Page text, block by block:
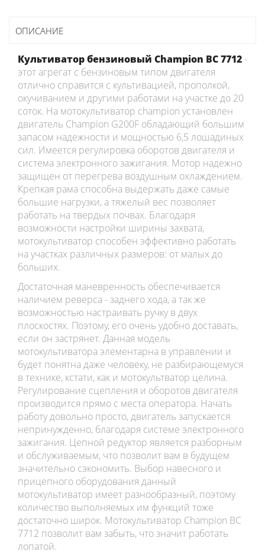
ОПИСАНИЕ
Культиватор бензиновый Champion ВC 7712 -
этот агрегат с бензиновым типом двигателя
отлично справится с культивацией, прополкой,
окучиванием и другими работами на участке до 20
соток. На мотокультиватор champion установлен
двигатель Champion G200F обладающий большим
запасом надежности и мощностью 6,5 лошадиных
сил. Имеется регулировка оборотов двигателя и
система электронного зажигания. Мотор надежно
защищен от перегрева воздушным охлаждением.
Крепкая рама способна выдержать даже самые
большие нагрузки, а тяжелый вес позволяет
работать на твердых почвах. Благодаря
возможности настройки ширины захвата,
мотокультиватор способен эффективно работать
на участках различных размеров: от малых до
больших.
Достаточная маневренность обеспечивается
наличием реверса - заднего хода, а так же
возможностью настраивать ручку в двух
плоскостях. Поэтому, его очень удобно доставать,
если он застрянет. Данная модель
мотокультиватора элементарна в управлении и
будет понятна даже человеку, не разбирающемуся
в технике, кстати, как и мотокультватор целина.
Регулирование сцепления и оборотов двигателя
производится прямо с места оператора. Начать
работу довольно просто, двигатель запускается
непринужденно, благодаря системе электронного
зажигания. Цепной редуктор является разборным
и обслуживаемым, что позволит вам в будущем
значительно сэкономить. Выбор навесного и
прицепного оборудования данный
мотокультиватор имеет разнообразный, поэтому
количество выполняемых им функций тоже
достаточно широк. Мотокультиватор Champion ВC
7712 позволит вам забыть, что значит работать
лопатой.